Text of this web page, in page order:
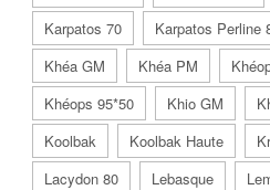
Karpatos 70
Karpatos Perline
Khéa GM
Khéa PM
Khéops 95*50
Khio GM
Koolbak
Koolbak Haute
Lacydon 80
Lebasque